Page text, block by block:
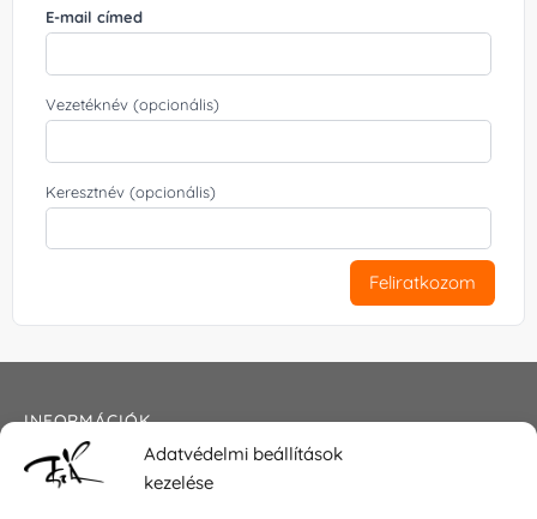
Adatvédelmi beállítások
kezelése
E-mail címed
Vezetéknév (opcionális)
Keresztnév (opcionális)
Feliratkozom
INFORMÁCIÓK
Általános szerződési feltételek